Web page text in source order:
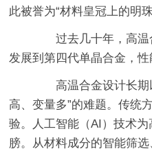
此被誉为“材料皇冠上的明珠
过去几十年，高温
发展到第四代单晶合金，性
高温合金设计长期
高、变量多”的难题。传统
验。人工智能（AI）技术为
膀。从材料成分的智能筛